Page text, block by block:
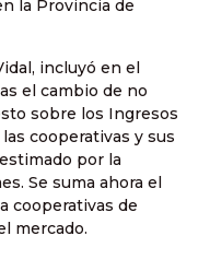
la Provincia de
incluyó en el
el cambio de no
sobre los Ingresos
cooperativas y sus
por la
Se suma ahora el
cooperativas de
mercado.